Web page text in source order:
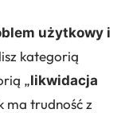
użytkowy i
kategorią
„likwidacja
ma trudność z